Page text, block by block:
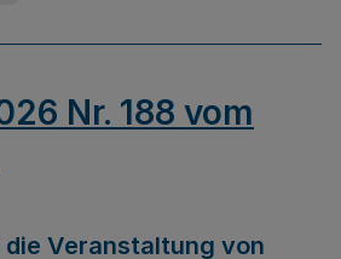
Nr. 188 vom
Veranstaltung von